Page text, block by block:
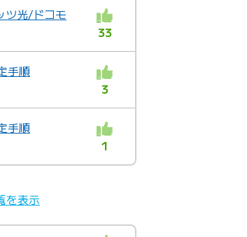
ツ光/ドコモ
33
手順
3
手順
1
を表示